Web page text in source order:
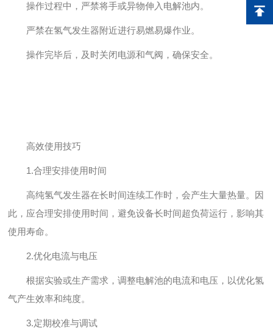
操作过程中，严禁将手或异物伸入电解池内。
严禁在氢气发生器附近进行易燃易爆作业。
操作完毕后，及时关闭电源和气阀，确保安全。
高效使用技巧
1.合理安排使用时间
高纯氢气发生器在长时间连续工作时，会产生大量热量。因
此，应合理安排使用时间，避免设备长时间超负荷运行，影响其
使用寿命。
2.优化电流与电压
根据实验或生产需求，调整电解池的电流和电压，以优化氢
气产生效率和纯度。
3.定期校准与调试